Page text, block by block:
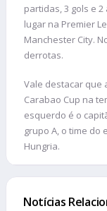
partidas, 3 gols e
lugar na Premier
Manchester City.
derrotas.
Vale destacar que
Carabao Cup na
esquerdo é o
grupo A, o time do
Hungria.
Notícias